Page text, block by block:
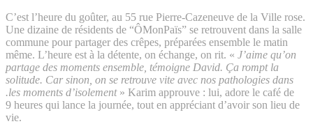
C’est l’heure du goûter, au 55 rue Pierre-Cazeneuve de la Ville rose.
Une dizaine de résidents de “ÔMonPaïs” se retrouvent dans la salle
commune pour partager des crêpes, préparées ensemble le matin
même. L’heure est à la détente, on échange, on rit. « J’aime qu’on
partage des moments ensemble, témoigne David. Ça rompt la
solitude. Car sinon, on se retrouve vite avec nos pathologies dans
les moments d’isolement. » Karim approuve : lui, adore le café de
9 heures qui lance la journée, tout en appréciant d’avoir son lieu de
vie.